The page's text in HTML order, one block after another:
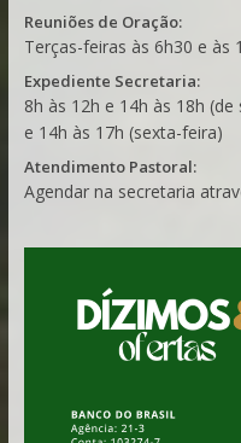
Reuniões de Oração:
Terças-feiras às 6h30 e às
Expediente Secretaria:
8h às 12h e 14h às 18h
e 14h às 17h (sexta-feira)
Atendimento Pastoral:
Agendar na secretaria